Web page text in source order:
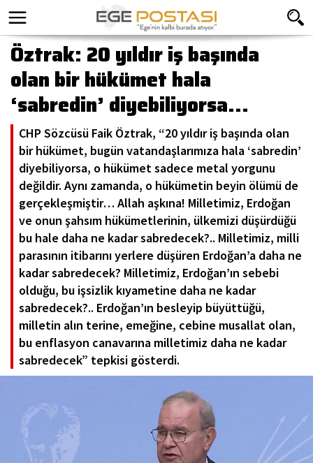
Öztrak: 20 yıldır iş başında
olan bir hükümet hala
‘sabredin’ diyebiliyorsa...
CHP Sözcüsü Faik Öztrak, “20 yıldır iş başında olan
bir hükümet, bugün vatandaşlarımıza hala ‘sabredin’
diyebiliyorsa, o hükümet sadece metal yorgunu
değildir. Aynı zamanda, o hükümetin beyin ölümü de
gerçekleşmiştir… Allah aşkına! Milletimiz, Erdoğan
ve onun şahsım hükümetlerinin, ülkemizi düşürdüğü
bu hale daha ne kadar sabredecek?.. Milletimiz, milli
parasının itibarını yerlere düşüren Erdoğan’a daha ne
kadar sabredecek? Milletimiz, Erdoğan’ın sebebi
olduğu, bu işsizlik kıyametine daha ne kadar
sabredecek?.. Erdoğan’ın besleyip büyüttüğü,
milletin alın terine, emeğine, cebine musallat olan,
bu enflasyon canavarına milletimiz daha ne kadar
sabredecek” tepkisi gösterdi.